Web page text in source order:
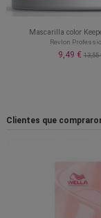
Mascarilla color
Revlon
9,49 €13,55
Clientes que